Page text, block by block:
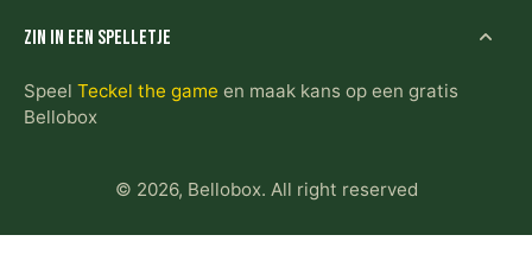
Zin in een spelletje
Speel Teckel the game en maak kans op een gratis
Bellobox
© 2026, Bellobox. All right reserved